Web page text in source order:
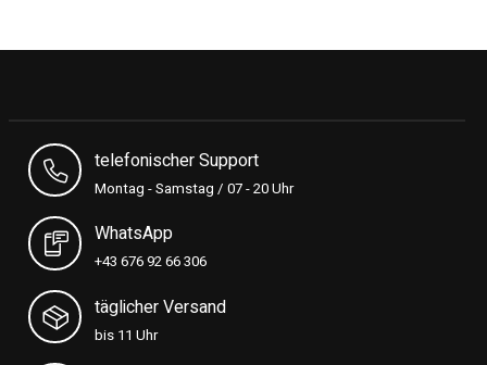
telefonischer Support
Montag - Samstag / 07 - 20 Uhr
WhatsApp
+43 676 92 66 306
täglicher Versand
bis 11 Uhr